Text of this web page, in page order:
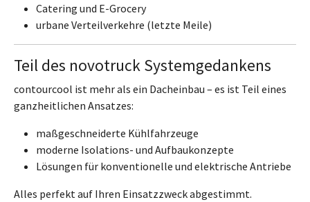
Catering und E-Grocery
urbane Verteilverkehre (letzte Meile)
Teil des novotruck Systemgedankens
contourcool ist mehr als ein Dacheinbau – es ist Teil eines
ganzheitlichen Ansatzes:
maßgeschneiderte Kühlfahrzeuge
moderne Isolations- und Aufbaukonzepte
Lösungen für konventionelle und elektrische Antriebe
Alles perfekt auf Ihren Einsatzzweck abgestimmt.